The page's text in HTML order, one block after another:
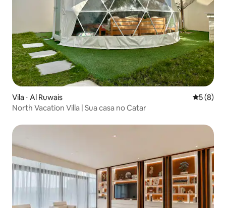
Vila ⋅ Al Ruwais 5 de
5 (8)
North Vacation Villa | Sua casa no Catar